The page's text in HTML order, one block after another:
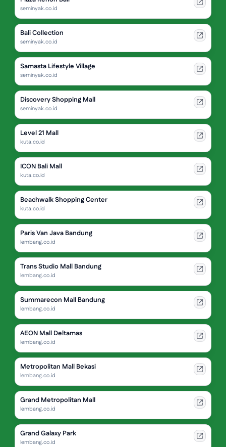
seminyak.co.id
Bali Collection
seminyak.co.id
Samasta Lifestyle Village
seminyak.co.id
Discovery Shopping Mall
seminyak.co.id
Level 21 Mall
kuta.co.id
ICON Bali Mall
kuta.co.id
Beachwalk Shopping Center
kuta.co.id
Paris Van Java Bandung
lembang.co.id
Trans Studio Mall Bandung
lembang.co.id
Summarecon Mall Bandung
lembang.co.id
AEON Mall Deltamas
lembang.co.id
Metropolitan Mall Bekasi
lembang.co.id
Grand Metropolitan Mall
lembang.co.id
Grand Galaxy Park
lembang.co.id